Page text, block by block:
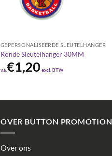
GEPERSONALISEERDE SLEUTELHANGER
Ronde Sleutelhanger 30MM
v.a.€1,20 excl. BTW
OVER BUTTON PROMOTION
Over ons